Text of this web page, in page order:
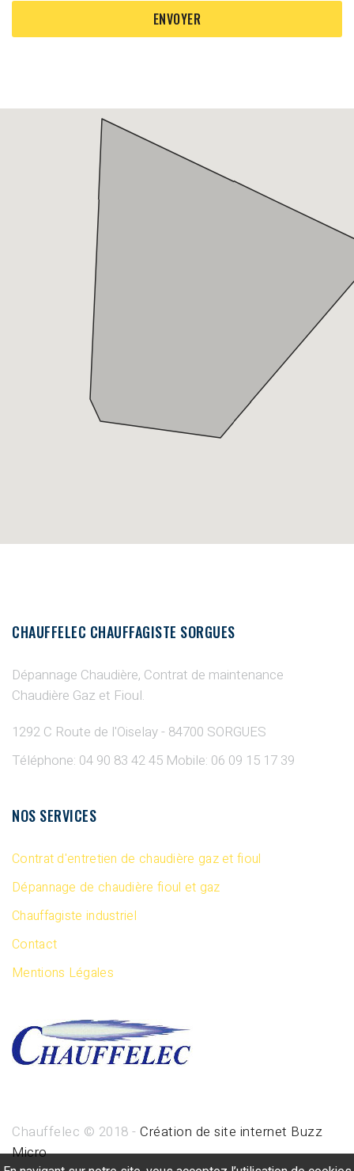
ENVOYER
CHAUFFELEC CHAUFFAGISTE SORGUES
Dépannage Chaudière, Contrat de maintenance
Chaudière Gaz et Fioul.
1292 C Route de l'Oiselay - 84700 SORGUES
Téléphone: 04 90 83 42 45 Mobile: 06 09 15 17 39
NOS SERVICES
Contrat d'entretien de chaudière gaz et fioul
Dépannage de chaudière fioul et gaz
Chauffagiste industriel
Contact
Mentions Légales
Chauffelec © 2018 - Création de site internet Buzz
Micro